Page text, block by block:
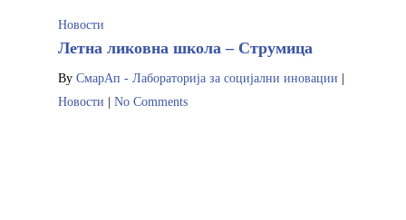
Новости
Летна ликовна школа – Струмица
By СмарАп - Лабораторија за социјални иновации
Новости
No Comments